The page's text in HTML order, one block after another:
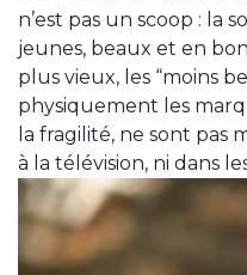
n’est pas un scoop : la
jeunes, beaux et en
plus vieux, les “moins
physiquement les
la fragilité, ne sont pas
à la télévision, ni dans